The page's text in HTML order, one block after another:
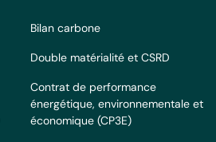
Bilan carbone
Double matérialité et CSRD
Contrat de performance
énergétique, environnementale et
économique (CP3E)